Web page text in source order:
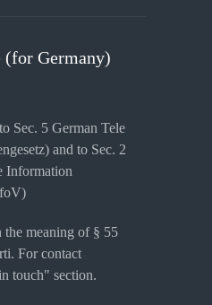
(for Germany)
Sec. 5 German Tele
and to Sec. 2
Information
the meaning of § 55
For contact
touch" section.